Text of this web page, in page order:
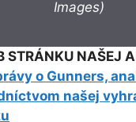
Images)
STRÁNKU NAŠEJ
o Gunners,
našej